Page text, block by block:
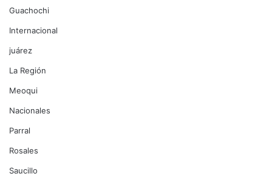
Guachochi
Internacional
juárez
La Región
Meoqui
Nacionales
Parral
Rosales
Saucillo